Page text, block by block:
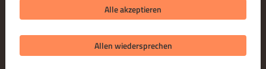
ZAHLUNGSARTEN BEI ABHOLUNGAlle akzeptieren
Allen wiedersprechen